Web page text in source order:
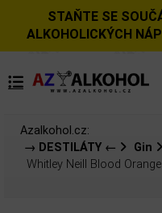
STAŇTE SE
ALKOHOLICKÝCH
Azalkohol.cz:
→ DESTILÁTY ←
Gin
Whitley Neill Blood